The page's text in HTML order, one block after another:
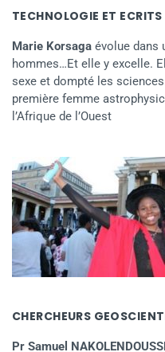
TECHNOLOGIE ET
Marie Korsaga évolue dans
hommes…Et elle y excelle.
sexe et dompté les
première femme
l’Afrique de l’Ouest
CHERCHEURS
Pr Samuel